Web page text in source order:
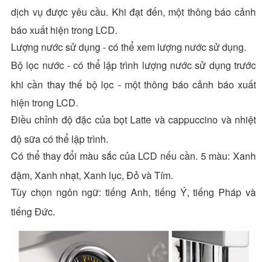
dịch vụ được yêu cầu. Khi đạt đến, một thông báo cảnh
báo xuất hiện trong LCD.
Lượng nước sử dụng - có thể xem lượng nước sử dụng.
Bộ lọc nước - có thể lập trình lượng nước sử dụng trước
khi cần thay thế bộ lọc - một thông báo cảnh báo xuất
hiện trong LCD.
Điều chỉnh độ đặc của bọt Latte và cappuccino và nhiệt
độ sữa có thể lập trình.
Có thể thay đổi màu sắc của LCD nếu cần. 5 màu: Xanh
đậm, Xanh nhạt, Xanh lục, Đỏ và Tím.
Tùy chọn ngôn ngữ: tiếng Anh, tiếng Ý, tiếng Pháp và
tiếng Đức.